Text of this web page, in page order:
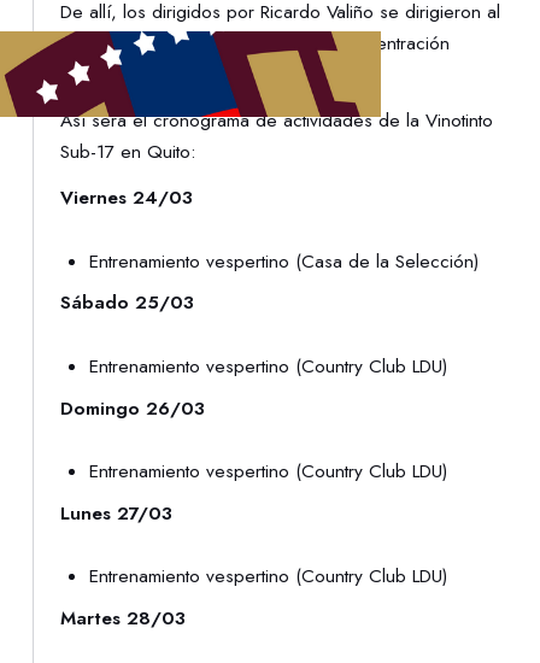
De allí, los dirigidos por Ricardo Valiño se dirigieron al
Hotel Dann Carlton, el lugar de la concentración
Vinotinto.
Así será el cronograma de actividades de la Vinotinto
Sub-17 en Quito:
Viernes 24/03
Entrenamiento vespertino (Casa de la Selección)
Sábado 25/03
Entrenamiento vespertino (Country Club LDU)
Domingo 26/03
Entrenamiento vespertino (Country Club LDU)
Lunes 27/03
Entrenamiento vespertino (Country Club LDU)
Martes 28/03